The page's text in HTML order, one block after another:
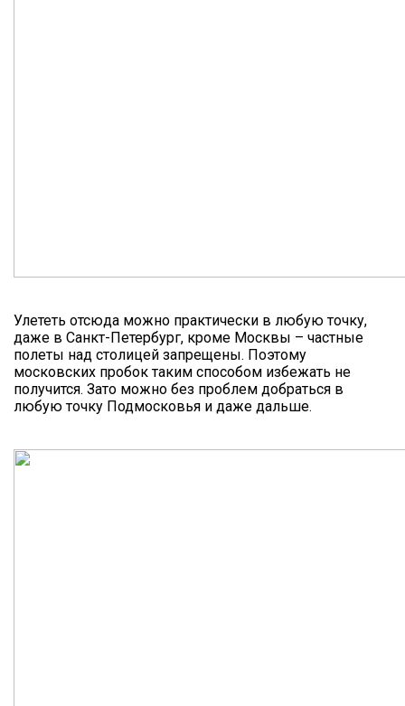
Улететь отсюда можно практически в любую точку,
даже в Санкт-Петербург, кроме Москвы – частные
полеты над столицей запрещены. Поэтому
московских пробок таким способом избежать не
получится. Зато можно без проблем добраться в
любую точку Подмосковья и даже дальше.